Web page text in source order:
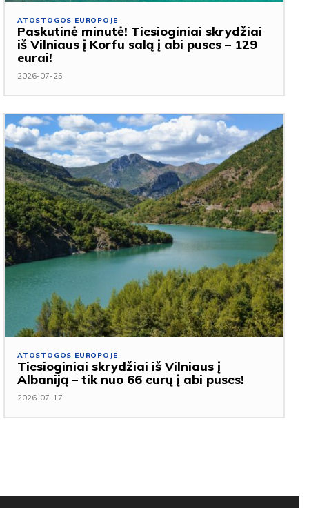
ATOSTOGOS EUROPOJE
Paskutinė minutė! Tiesioginiai skrydžiai
iš Vilniaus į Korfu salą į abi puses – 129
eurai!
2026-07-25
ATOSTOGOS EUROPOJE
Tiesioginiai skrydžiai iš Vilniaus į
Albaniją – tik nuo 66 eurų į abi puses!
2026-07-17